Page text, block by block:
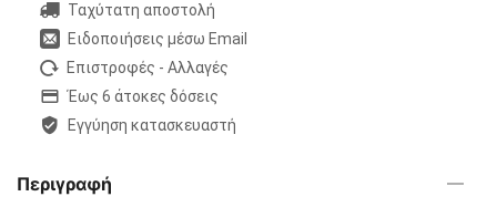
Ταχύτατη αποστολή
Ειδοποιήσεις μέσω Email
Επιστροφές - Αλλαγές
Έως 6 άτοκες δόσεις
Εγγύηση κατασκευαστή
Περιγραφή